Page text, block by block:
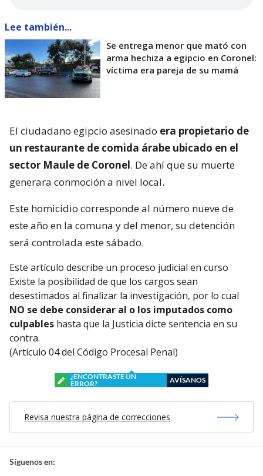
Lee también...
Se entrega menor que mató con
arma hechiza a egipcio en Coronel:
víctima era pareja de su mamá
El ciudadano egipcio asesinado era propietario de
un restaurante de comida árabe ubicado en el
sector Maule de Coronel. De ahí que su muerte
generara conmoción a nivel local.
Este homicidio corresponde al número nueve de
este año en la comuna y del menor, su detención
será controlada este sábado.
Este artículo describe un proceso judicial en curso
Existe la posibilidad de que los cargos sean
desestimados al finalizar la investigación, por lo cual
NO se debe considerar al o los imputados como
culpables hasta que la Justicia dicte sentencia en su
contra.
(Artículo 04 del Código Procesal Penal)
¿ENCONTRASTE UN
ERROR?
AVÍSANOS
Revisa nuestra página de correcciones
Síguenos en: